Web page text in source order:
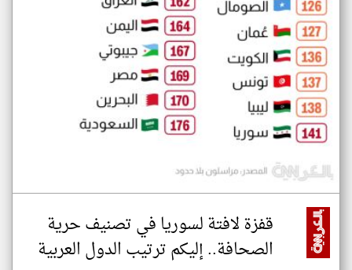
قفزة لافتة لسوريا في تصنيف حرية
الصحافة.. إليكم ترتيب الدول العربية